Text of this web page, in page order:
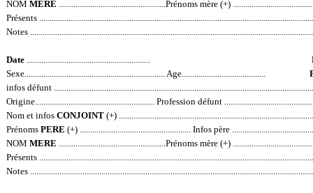
NOM MERE ...................................................Prénoms mère (+)
Présents
Notes
Date ...........................................................
Sexe................................................................... Age........................................
infos défunt
Origine......................................................... Profession défunt
Nom et infos CONJOINT (+)
Prénoms PERE (+) ..................................................... Infos père
NOM MERE ...................................................Prénoms mère (+)
Présents
Notes